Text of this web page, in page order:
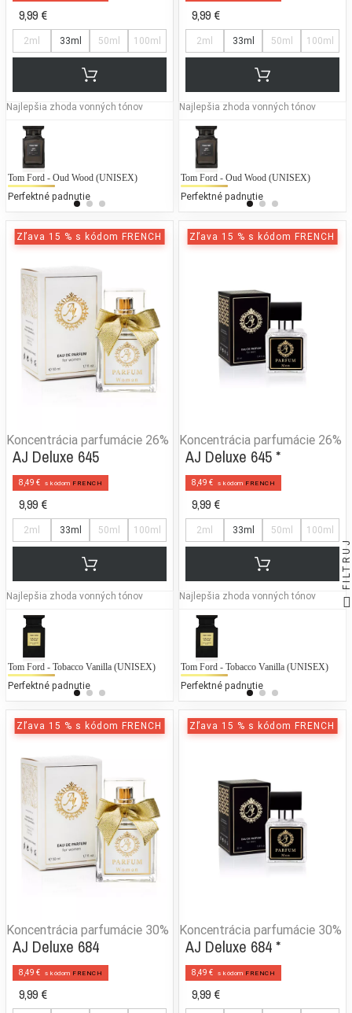
9,99 €
2ml 33ml 50ml 100ml
Najlepšia zhoda vonných tónov
Tom Ford - Oud Wood (UNISEX)
Perfektné padnutie
Gucci - Envy for Men (UNIKAT)
50 % bežných vonných tónov
9,99 €
2ml 33ml 50ml 100ml
Najlepšia zhoda vonných tónov
Tom Ford - Oud Wood (UNISEX)
Perfektné padnutie
Zľava 15 % s kódom FRENCH
Koncentrácia parfumácie 26%
AJ Deluxe 645
8,49 € s kódom FRENCH
9,99 €
2ml 33ml 50ml 100ml
Najlepšia zhoda vonných tónov
Tom Ford - Tobacco Vanilla (UNISEX)
Perfektné padnutie
Ariana Grande - Ari
25 % bežných vonných tónov
Zľava 15 % s kódom FRENCH
Koncentrácia parfumácie 26%
AJ Deluxe 645 *
8,49 € s kódom FRENCH
9,99 €
2ml 33ml 50ml 100ml
Najlepšia zhoda vonných tónov
Tom Ford - Tobacco Vanilla (UNISEX)
Perfektné padnutie
Zľava 15 % s kódom FRENCH
Koncentrácia parfumácie 30%
AJ Deluxe 684
8,49 € s kódom FRENCH
9,99 €
Zľava 15 % s kódom FRENCH
Koncentrácia parfumácie 30%
AJ Deluxe 684 *
8,49 € s kódom FRENCH
9,99 €
FILTRUJ